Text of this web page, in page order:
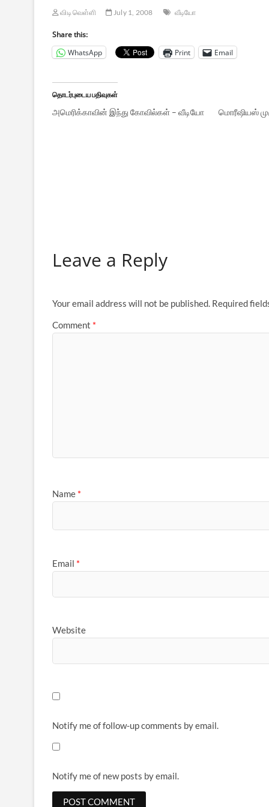
விடி வெள்ளி July 1, 2008 வீடியோ
Share this:
WhatsApp
Print Email
தொடர்புடைய பதிவுகள்
அமெரிக்காவின் இந்து கோவில்கள் – வீடியோ மொரீஷியஸ்
Leave a Reply
Your email address will not be published. Required
Comment *
Name *
Email *
Website
Notify me of follow-up comments by email.
Notify me of new posts by email.